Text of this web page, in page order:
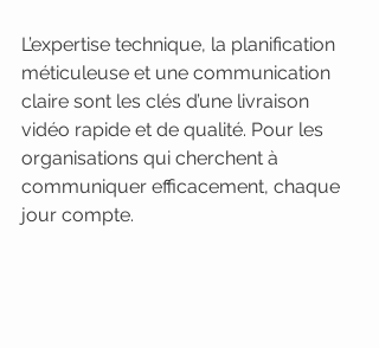
L’expertise technique, la planification
méticuleuse et une communication
claire sont les clés d’une livraison
vidéo rapide et de qualité. Pour les
organisations qui cherchent à
communiquer efficacement, chaque
jour compte.